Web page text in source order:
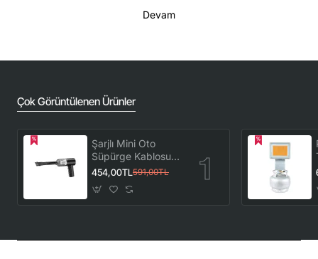
Devam
Çok Görüntülenen Ürünler
Şarjlı Mini Oto
Süpürge Kablosuz
El Araç Süpürgesi
Güçlü Vakum Çekiş
ve Üfleme
454,00TL591,00TL